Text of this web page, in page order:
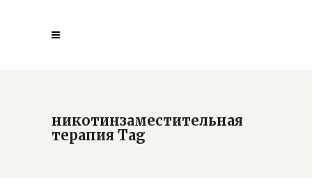
никотинзаместительная
терапия Tag